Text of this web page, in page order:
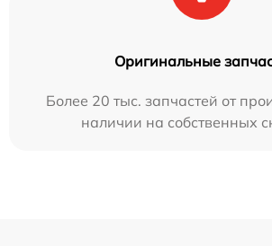
Оригинальные
Более 20 тыс. запчастей от
наличии на собственных